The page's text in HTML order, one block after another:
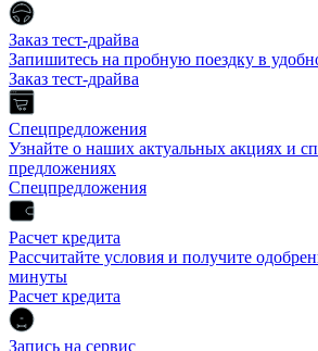
Заказ тест-драйва
Запишитесь на пробную поездку в
Заказ тест-драйва
Спецпредложения
Узнайте о наших актуальных акциях и
предложениях
Спецпредложения
Расчет кредита
Рассчитайте условия и получите
минуты
Расчет кредита
Запись на сервис